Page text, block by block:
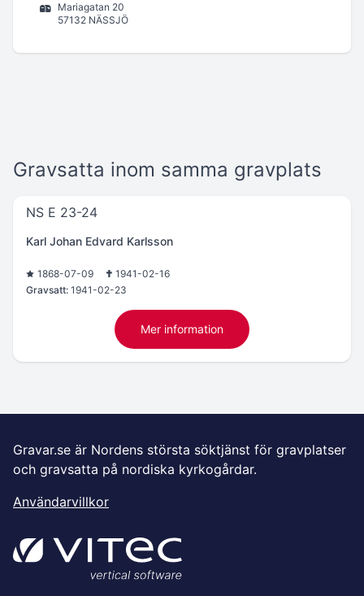
Mariagatan 20
57132 NÄSSJÖ
Gravsatta inom samma gravplats
NS E 23-24
Karl Johan Edvard Karlsson
1868-07-09
1941-02-16
Gravsatt: 1941-02-23
Mer information
Gravar.se är Nordens största söktjänst för gravplatser
och gravsatta på nordiska kyrkogårdar.
Användarvillkor